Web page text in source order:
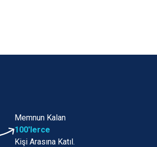
Memnun Kalan
100'lerce
Kişi Arasına Katıl.